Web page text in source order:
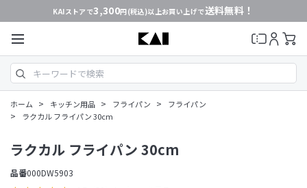
KAIストアで3,300円(税込)以上お買い上げで送料無料！
ホーム > キッチン用品 > フライパン > フライパン
> ラクカル フライパン 30cm
ラクカル フライパン 30cm
品番000DW5903